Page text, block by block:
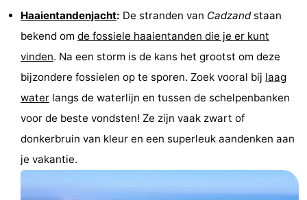
Haaientandenjacht: De stranden van Cadzandstaan
bekend om de fossiele haaientanden die je er kunt
vinden. Na een storm is de kans het grootst om deze
bijzondere fossielen op te sporen. Zoek vooral bij laag
water langs de waterlijn en tussen de schelpenbanken
voor de beste vondsten! Ze zijn vaak zwart of
donkerbruin van kleur en een superleuk aandenken aan
je vakantie.